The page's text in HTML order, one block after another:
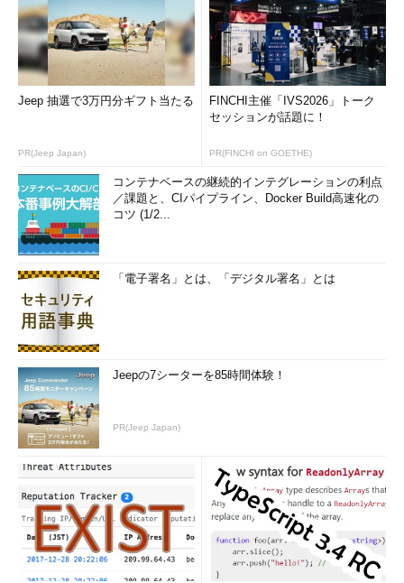
Jeep 抽選で3万円分ギフト当たる
PR(Jeep Japan)
FINCHI主催「IVS2026」トーク
セッションが話題に！
PR(FINCHI on GOETHE)
コンテナベースの継続的インテグレーションの利点
／課題と、CIパイプライン、Docker Build高速化の
コツ (1/2...
「電子署名」とは、「デジタル署名」とは
Jeepの7シーターを85時間体験！
PR(Jeep Japan)